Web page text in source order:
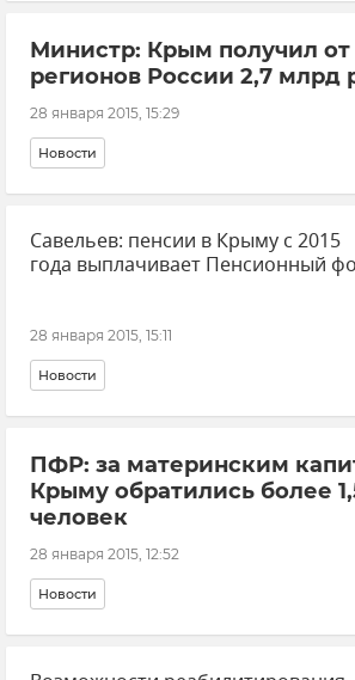
Министр: Крым получил от
регионов России 2,7 млрд
28 января 2015, 15:29
Новости
Савельев: пенсии в Крыму с 2015
года выплачивает Пенсионный
28 января 2015, 15:11
Новости
ПФР: за материнским
Крыму обратились более
человек
28 января 2015, 12:52
Новости